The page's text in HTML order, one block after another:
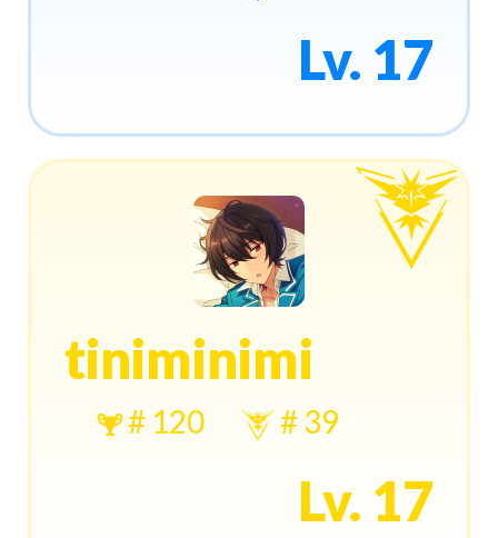
Lv. 17
tiniminimi
# 120 # 39
Lv. 17